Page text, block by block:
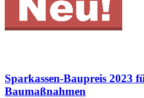
Sparkassen-Baupreis 2023
Baumaßnahmen